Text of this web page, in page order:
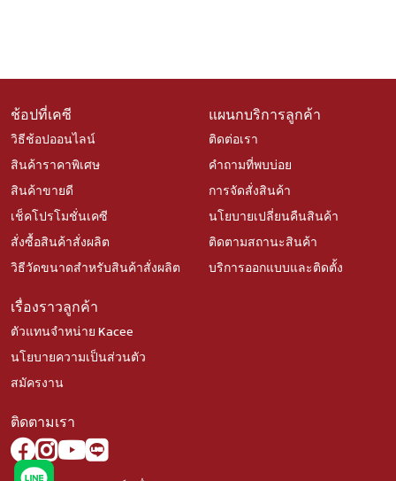
ช้อปที่เคซี
วิธีช้อปออนไลน์
สินค้าราคาพิเศษ
สินค้าขายดี
เช็คโปรโมชั่นเคซี
สั่งซื้อสินค้าสั่งผลิต
วิธีวัดขนาดสำหรับสินค้าสั่งผลิต
แผนกบริการลูกค้า
ติดต่อเรา
คำถามที่พบบ่อย
การจัดสั่งสินค้า
นโยบายเปลี่ยนคืนสินค้า
ติดตามสถานะสินค้า
บริการออกแบบและติดตั้ง
เรื่องราวลูกค้า
ตัวแทนจำหน่าย Kacee
นโยบายความเป็นส่วนตัว
สมัครงาน
ติดตามเรา